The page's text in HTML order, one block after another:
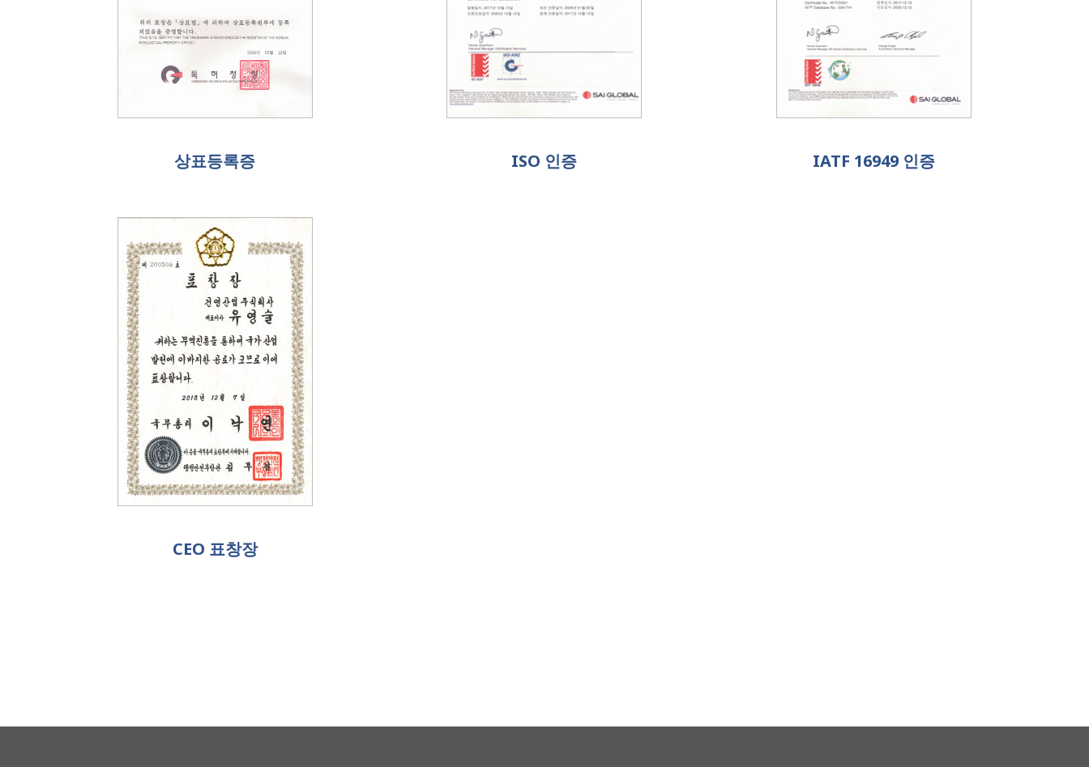
상표등록증 ISO 인증 IATF 16949 인증
CEO 표창장